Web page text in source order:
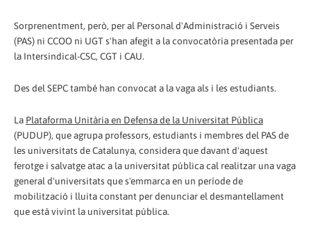
Sorprenentment, però, per al Personal d'Administració i Serveis
(PAS) ni CCOO ni UGT s'han afegit a la convocatòria presentada per
la Intersindical-CSC, CGT i CAU.
Des del SEPC també han convocat a la vaga als i les estudiants.
La Plataforma Unitària en Defensa de la Universitat Pública
(PUDUP), que agrupa professors, estudiants i membres del PAS de
les universitats de Catalunya, considera que davant d'aquest
ferotge i salvatge atac a la universitat pública cal realitzar una vaga
general d'universitats que s'emmarca en un període de
mobilització i lluita constant per denunciar el desmantellament
que està vivint la universitat pública.